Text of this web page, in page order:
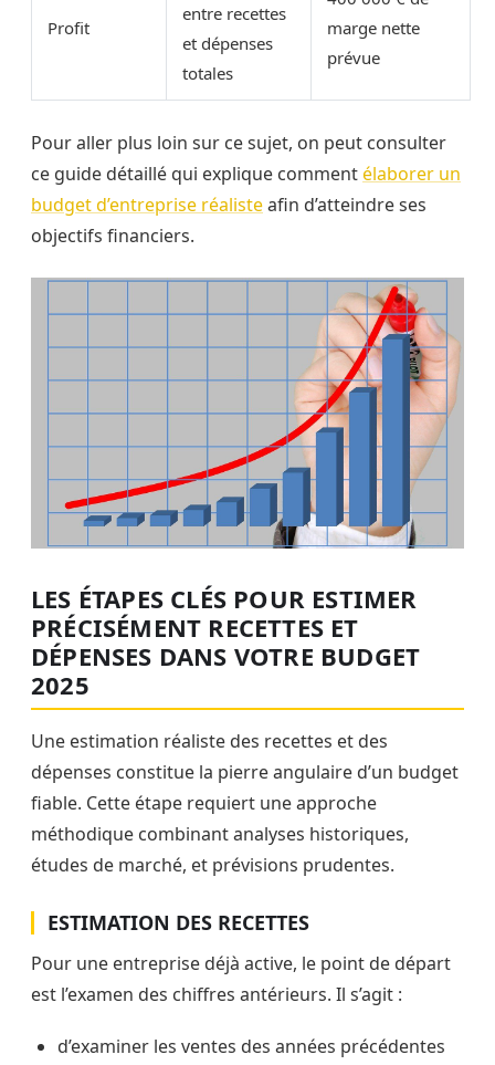
Profit
entre recettes
et dépenses
totales
marge nette
prévue
Pour aller plus loin sur ce sujet, on peut consulter
ce guide détaillé qui explique commentélaborer un
budget d’entreprise réalisteafin d’atteindre ses
objectifs financiers.
LES ÉTAPES CLÉS POUR ESTIMER
PRÉCISÉMENT RECETTES ET
DÉPENSES DANS VOTRE BUDGET
2025
Une estimation réaliste des recettes et des
dépenses constitue la pierre angulaire d’un budget
fiable. Cette étape requiert une approche
méthodique combinant analyses historiques,
études de marché, et prévisions prudentes.
ESTIMATION DES RECETTES
Pour une entreprise déjà active, le point de départ
est l’examen des chiffres antérieurs. Il s’agit :
d’examiner les ventes des années précédentes